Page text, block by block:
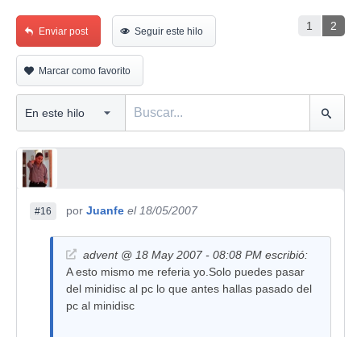
1 2
Enviar post Seguir este hilo
Marcar como favorito
#16 por Juanfe el 18/05/2007
advent @ 18 May 2007 - 08:08 PM escribió:
A esto mismo me referia yo.Solo puedes pasar
del minidisc al pc lo que antes hallas pasado del
pc al minidisc